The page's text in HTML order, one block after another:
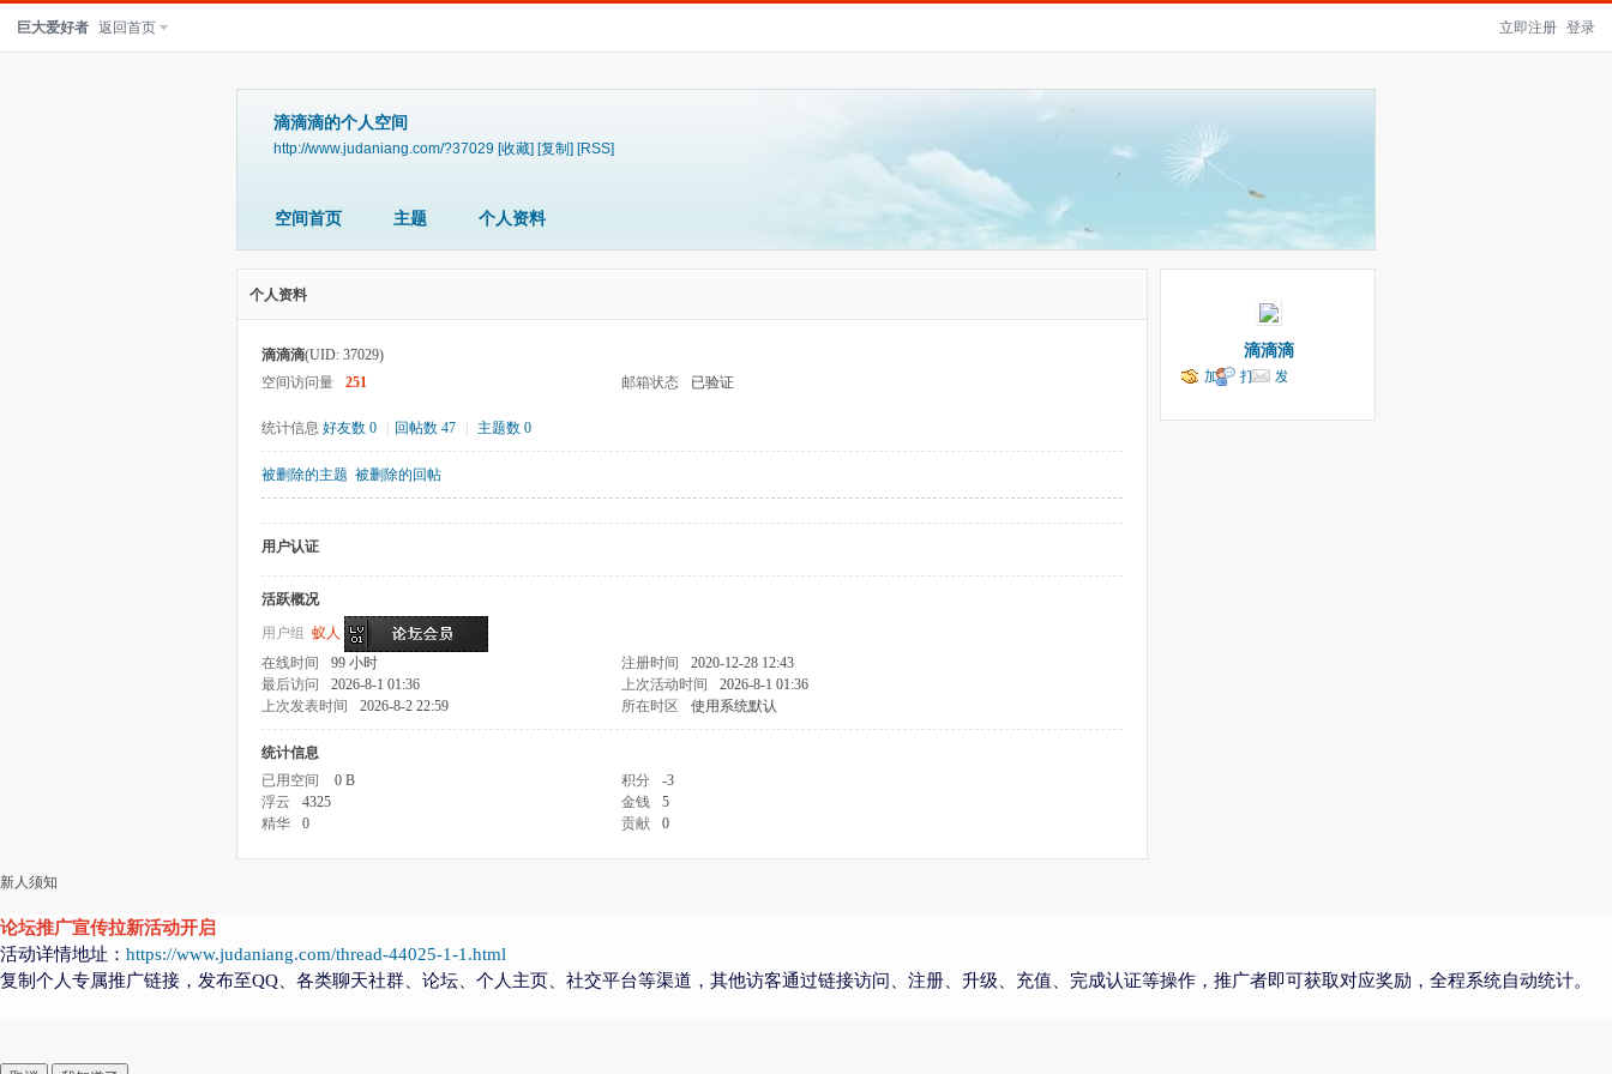
立即注册 登录
巨大爱好者 返回首页
滴滴滴的个人空间
http://www.judaniang.com/?37029 [收藏] [复制] [RSS]
空间首页 主题 个人资料
个人资料
滴滴滴(UID: 37029)
空间访问量
251 邮箱状态 已验证
统计信息 好友数 0 回帖数 47 主题数 0
被删除的主题 被删除的回帖
用户认证
活跃概况
用户组 蚁人
在线时间
99 小时 注册时间
2020-12-28 12:43
最后访问
2026-8-1 01:36 上次活动时间
2026-8-1 01:36
上次发表时间
2026-8-2 22:59 所在时区 使用系统默认
统计信息
已用空间
0 B 积分
-3
浮云
4325 金钱
5
精华
0 贡献 0
滴滴滴
加
友
打
呼
发
息
新人须知
论坛推广宣传拉新活动开启
活动详情地址： https://www.judaniang.com/thread-44025-1-1.html
复制个人专属推广链接，发布至QQ、各类聊天社群、论坛、个人主页、社交平台等渠道，其他访客通过链接访问、注册、升级、充值、完成认证等操作，推广者即可获取对应奖励，全程系统自动统计。